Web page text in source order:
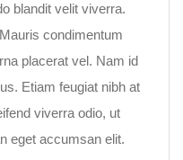
blandit velit viverra.
condimentum
placerat vel. Nam id
Etiam feugiat nibh at
viverra odio, ut
eget accumsan elit.